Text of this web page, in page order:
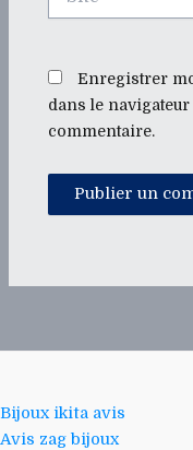
Enregistrer
dans le
commentaire.
Bijoux ikita avis
Avis zag bijoux